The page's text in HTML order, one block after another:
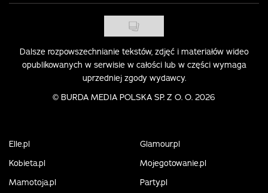
Dalsze rozpowszechnianie tekstów, zdjęć i materiałów wideo
opublikowanych w serwisie w całości lub w części wymaga
uprzedniej zgody wydawcy.
© BURDA MEDIA POLSKA SP. Z O. O. 2026
Elle.pl
Glamour.pl
Kobieta.pl
Mojegotowanie.pl
Mamotoja.pl
Party.pl